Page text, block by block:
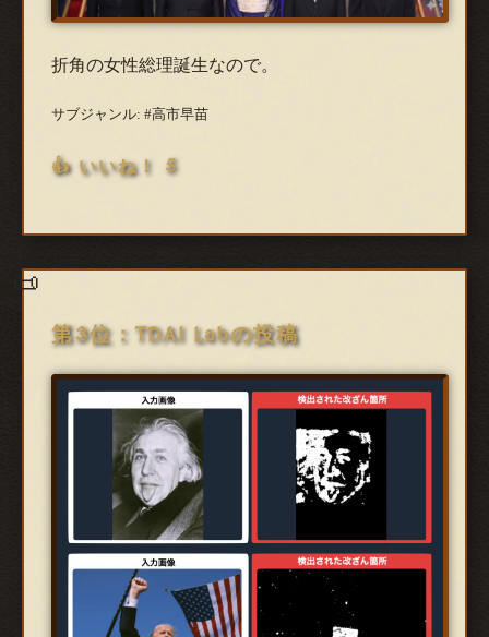
折角の女性総理誕生なので。
サブジャンル: #高市早苗
👍 いいね！ 5
第3位：TDAI Labの投稿